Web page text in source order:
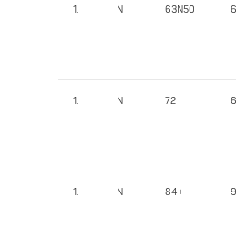
1. N 63N50
1. N 72
1. N 84+